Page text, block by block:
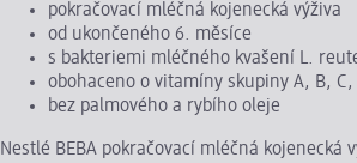
pokračovací mléčná kojenecká výživa
od ukončeného 6. měsíce
s bakteriemi mléčného kvašení L.
obohaceno o vitamíny skupiny A, B,
bez palmového a rybího oleje
Nestlé BEBA pokračovací mléčná kojenecká